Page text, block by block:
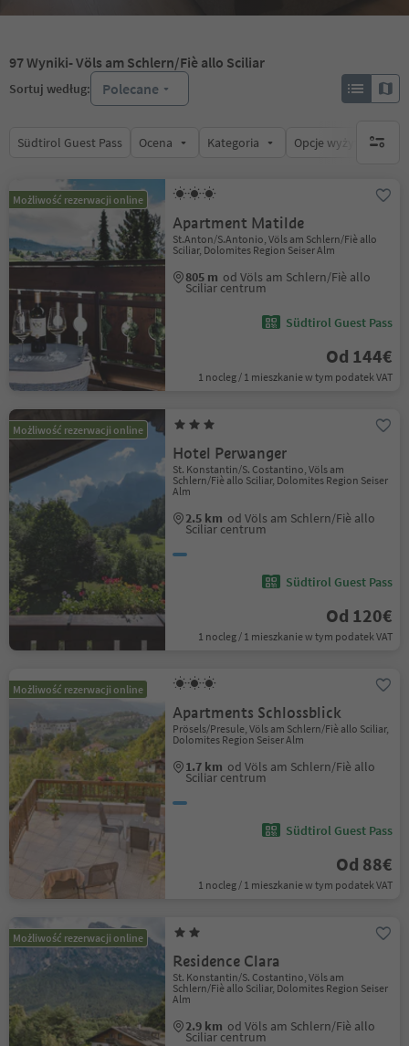
97Wyniki- Völs am Schlern/Fiè allo Sciliar
Sortuj według: Polecane
Südtirol Guest Pass Ocena Kategoria Opcje wyżywieniabrak
Możliwość rezerwacji online
Apartment Matilde
St.Anton/S.Antonio, Völs am Schlern/Fiè allo
Sciliar, Dolomites Region Seiser Alm
805 m od Völs am Schlern/Fiè allo
Sciliar centrum
Südtirol Guest Pass
Od 144€
1 nocleg / 1 mieszkanie w tym podatek VAT
Możliwość rezerwacji online
Hotel Perwanger
St. Konstantin/S. Costantino, Völs am
Schlern/Fiè allo Sciliar, Dolomites Region Seiser
Alm
2.5 km od Völs am Schlern/Fiè allo
Sciliar centrum
Südtirol Guest Pass
Od 120€
1 nocleg / 1 mieszkanie w tym podatek VAT
Możliwość rezerwacji online
Apartments Schlossblick
Prösels/Presule, Völs am Schlern/Fiè allo Sciliar,
Dolomites Region Seiser Alm
1.7 km od Völs am Schlern/Fiè allo
Sciliar centrum
Südtirol Guest Pass
Od 88€
1 nocleg / 1 mieszkanie w tym podatek VAT
Możliwość rezerwacji online
Residence Clara
St. Konstantin/S. Costantino, Völs am
Schlern/Fiè allo Sciliar, Dolomites Region Seiser
Alm
2.9 km od Völs am Schlern/Fiè allo
Sciliar centrum